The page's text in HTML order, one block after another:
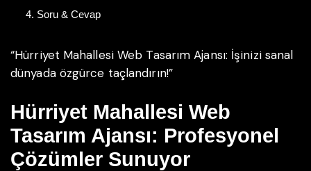
Soru & Cevap
“Hürriyet Mahallesi Web Tasarım Ajansı: İşinizi sanal
dünyada özgürce taçlandırın!”
Hürriyet Mahallesi Web
Tasarım Ajansı: Profesyonel
Çözümler Sunuyor